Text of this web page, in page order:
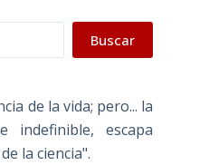
Buscar
de la vida; pero... la
indefinible, escapa
la ciencia".